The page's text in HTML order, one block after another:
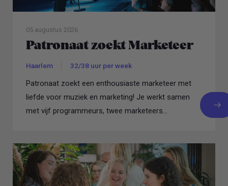
05 augustus 2026
Patronaat zoekt Marketeer
Haarlem 32/38 uur per week
Patronaat zoekt een enthousiaste marketeer met
liefde voor muziek en marketing! Je werkt samen
met vijf programmeurs, twee marketeers...